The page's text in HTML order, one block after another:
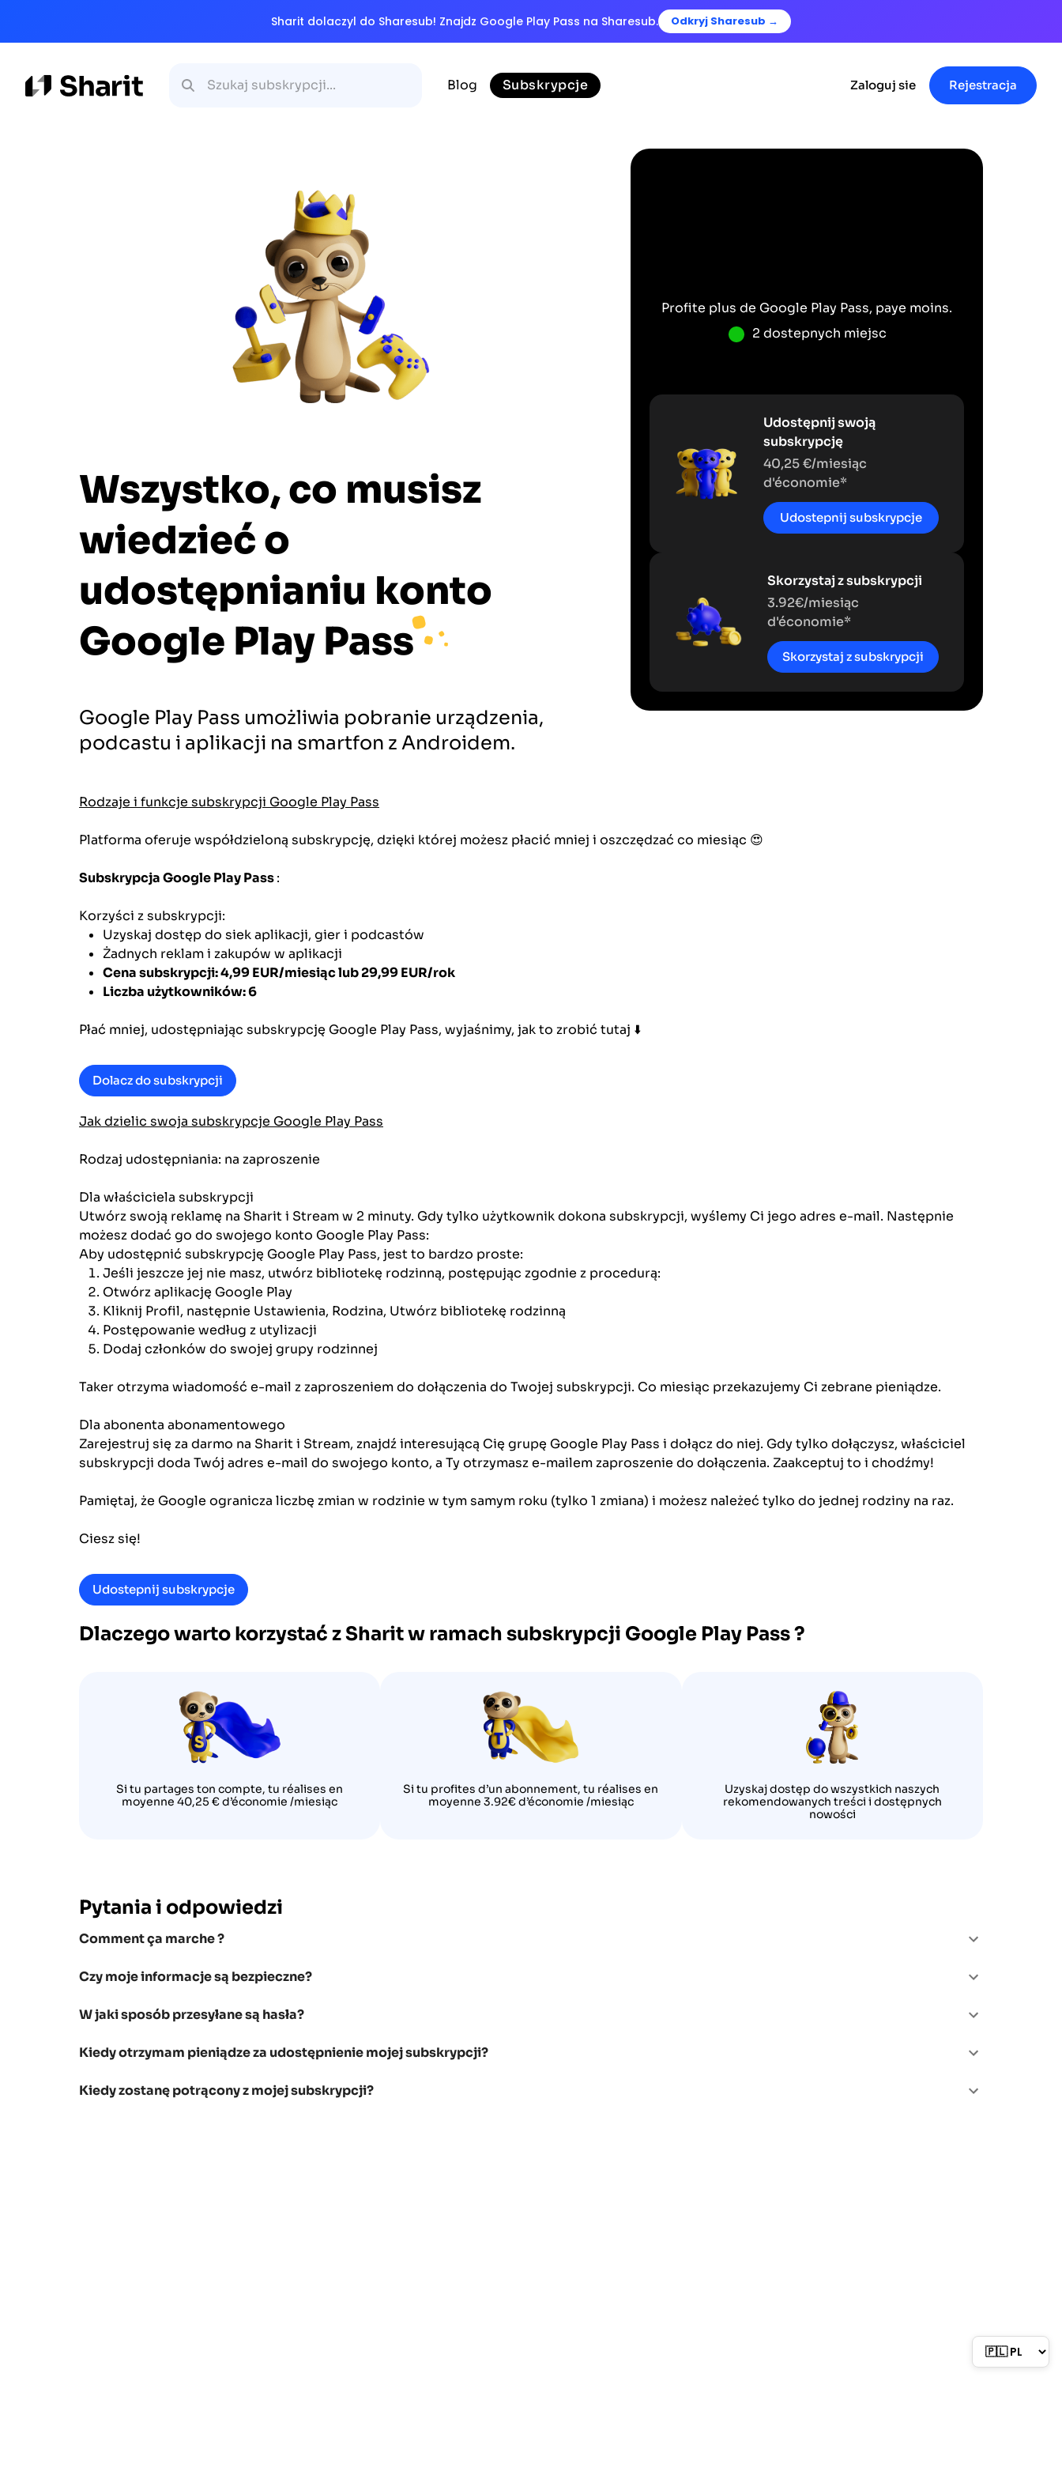
Sharit dolaczyl do Sharesub! Znajdz Google Play Pass na Sharesub. Odkryj Sharesub →
Blog Subskrypcje Zaloguj sie Rejestracja
Wszystko, co musisz
wiedzieć o
udostępnianiu konto
Google Play Pass
Google Play Pass umożliwia pobranie urządzenia,
podcastu i aplikacji na smartfon z Androidem.
Profite plus de Google Play Pass, paye moins.
2 dostepnych miejsc
Udostępnij swoją
subskrypcję
40,25 €/miesiąc
d'économie*
Udostepnij subskrypcje
Skorzystaj z subskrypcji
3.92€/miesiąc
d'économie*
Skorzystaj z subskrypcji
Rodzaje i funkcje subskrypcji Google Play Pass
Platforma oferuje współdzieloną subskrypcję, dzięki której możesz płacić mniej i oszczędzać co miesiąc 😍
Subskrypcja Google Play Pass:
Korzyści z subskrypcji:
Uzyskaj dostęp do siek aplikacji, gier i podcastów
Żadnych reklam i zakupów w aplikacji
Cena subskrypcji: 4,99 EUR/miesiąc lub 29,99 EUR/rok
Liczba użytkowników: 6
Płać mniej, udostępniając subskrypcję Google Play Pass, wyjaśnimy, jak to zrobić tutaj ⬇️
Dolacz do subskrypcji
Jak dzielic swoja subskrypcje Google Play Pass
Rodzaj udostępniania: na zaproszenie
Dla właściciela subskrypcji
Utwórz swoją reklamę na Sharit i Stream w 2 minuty. Gdy tylko użytkownik dokona subskrypcji, wyślemy Ci jego adres e-mail. Następnie
możesz dodać go do swojego konto Google Play Pass:
Aby udostępnić subskrypcję Google Play Pass, jest to bardzo proste:
Jeśli jeszcze jej nie masz, utwórz bibliotekę rodzinną, postępując zgodnie z procedurą:
Otwórz aplikację Google Play
Kliknij Profil, następnie Ustawienia, Rodzina, Utwórz bibliotekę rodzinną
Postępowanie według z utylizacji
Dodaj członków do swojej grupy rodzinnej
Taker otrzyma wiadomość e-mail z zaproszeniem do dołączenia do Twojej subskrypcji. Co miesiąc przekazujemy Ci zebrane pieniądze.
Dla abonenta abonamentowego
Zarejestruj się za darmo na Sharit i Stream, znajdź interesującą Cię grupę Google Play Pass i dołącz do niej. Gdy tylko dołączysz, właściciel
subskrypcji doda Twój adres e-mail do swojego konto, a Ty otrzymasz e-mailem zaproszenie do dołączenia. Zaakceptuj to i chodźmy!
Pamiętaj, że Google ogranicza liczbę zmian w rodzinie w tym samym roku (tylko 1 zmiana) i możesz należeć tylko do jednej rodziny na raz.
Ciesz się!
Udostepnij subskrypcje
Dlaczego warto korzystać z Sharit w ramach subskrypcji Google Play Pass?
Si tu partages ton compte, tu réalises en
moyenne 40,25 € d’économie /miesiąc
Si tu profites d’un abonnement, tu réalises en
moyenne 3.92€ d’économie /miesiąc
Uzyskaj dostęp do wszystkich naszych
rekomendowanych treści i dostępnych
nowości
Pytania i odpowiedzi
Comment ça marche ?
Czy moje informacje są bezpieczne?
W jaki sposób przesyłane są hasła?
Kiedy otrzymam pieniądze za udostępnienie mojej subskrypcji?
Kiedy zostanę potrącony z mojej subskrypcji?